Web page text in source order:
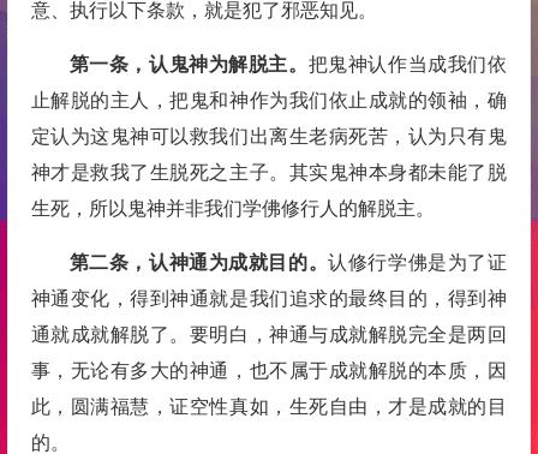
意、执行以下条款，就是犯了邪恶知见。
第一条，认鬼神为解脱主。 把鬼神认作当成我们依
止解脱的主人，把鬼和神作为我们依止成就的领袖，确
定认为这鬼神可以救我们出离生老病死苦，认为只有鬼
神才是救我了生脱死之主子。其实鬼神本身都未能了脱
生死，所以鬼神并非我们学佛修行人的解脱主。
第二条，认神通为成就目的。认修行学佛是为了证
神通变化，得到神通就是我们追求的最终目的，得到神
通就成就解脱了。要明白，神通与成就解脱完全是两回
事，无论有多大的神通，也不属于成就解脱的本质，因
此，圆满福慧，证空性真如，生死自由，才是成就的目
的。